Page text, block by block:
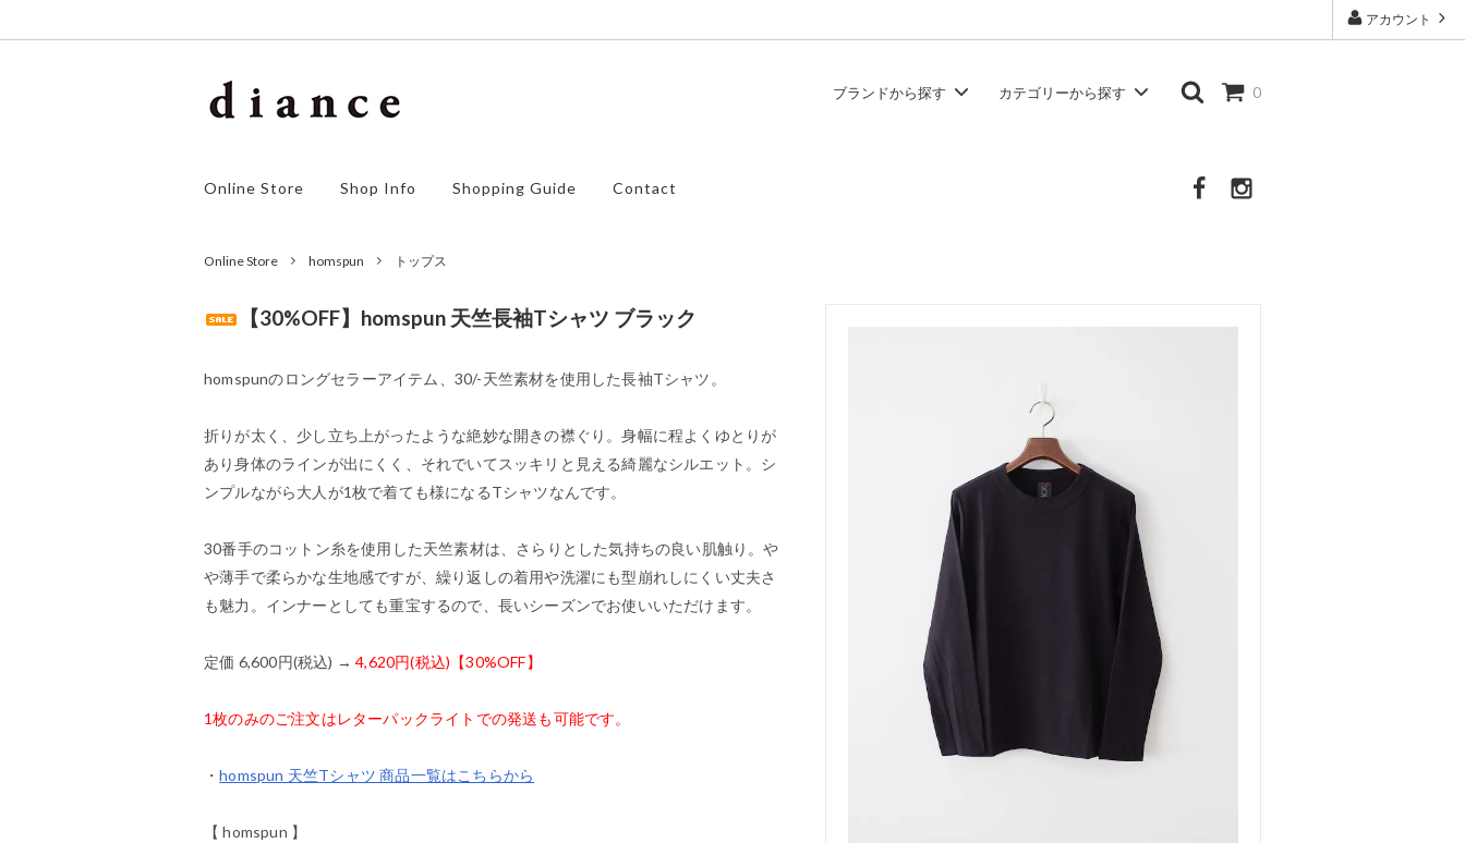
アカウント
0
ブランドから探す カテゴリーから探す
その他の服・衣類・生活雑貨
Online Store Shop Info Shopping Guide Contact
Online Store homspun トップス
【30%OFF】homspun 天竺長袖Tシャツ ブラック
homspunのロングセラーアイテム、30/-天竺素材を使用した長袖Tシャツ。
折りが太く、少し立ち上がったような絶妙な開きの襟ぐり。身幅に程よくゆとりが
あり身体のラインが出にくく、それでいてスッキリと見える綺麗なシルエット。シ
ンプルながら大人が1枚で着ても様になるTシャツなんです。
30番手のコットン糸を使用した天竺素材は、さらりとした気持ちの良い肌触り。や
や薄手で柔らかな生地感ですが、繰り返しの着用や洗濯にも型崩れしにくい丈夫さ
も魅力。インナーとしても重宝するので、長いシーズンでお使いいただけます。
定価 6,600円(税込) →4,620円(税込)【30%OFF】
1枚のみのご注文はレターパックライトでの発送も可能です。
・homspun 天竺Tシャツ 商品一覧はこちらから
【 homspun 】